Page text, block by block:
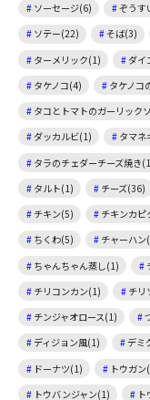
ソーセージ(6)
ぞうす
ソテー(22)
そば(3)
ターメリック(1)
ダイ
タケノコ(4)
タケノコ
タコとトマトのガーリック
ダッカルビ(1)
タマネ
タラのチェダーチーズ焼き
タルト(1)
チーズ(36)
チキン(5)
チキンカピ
ちくわ(5)
チャーハン
ちゃんちゃん蒸し(1)
チリコンカン(1)
チリ
チンジャオロース(1)
ディジョン風(1)
デミ
ドーナツ(1)
トウガン
トウバンジャン(1)